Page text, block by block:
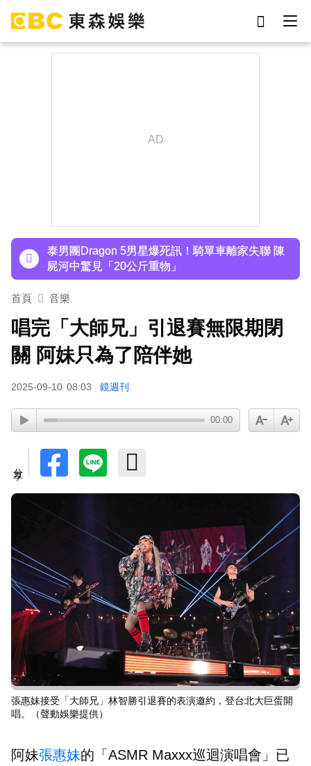
代役
泰男團Dragon 5男星爆死訊！騎單車離家失聯 陳
屍河中驚見「20公斤重物」
女星告別9年演藝圈！轉行當計程車司機 曝收入：
蔡阿嘎陷爭議！蘿拉神隱19個月首發文 遭酸「詐
騙集團回歸」回應了
曝原因
下載東森App，隨時掌握天下大小事！
SEVENTEEN勝寬、Dino同天入伍！玟奎9月服替
代役
首頁 音樂
唱完「大師兄」引退賽無限期閉
關 阿妹只為了陪伴她
2025-09-10 08:03 鏡週刊
00:00
張惠妹接受「大師兄」林智勝引退賽的表演邀約，登台北大巨蛋開
唱。（聲動娛樂提供）
阿妹張惠妹的「ASMR Maxxx巡迴演唱會」已